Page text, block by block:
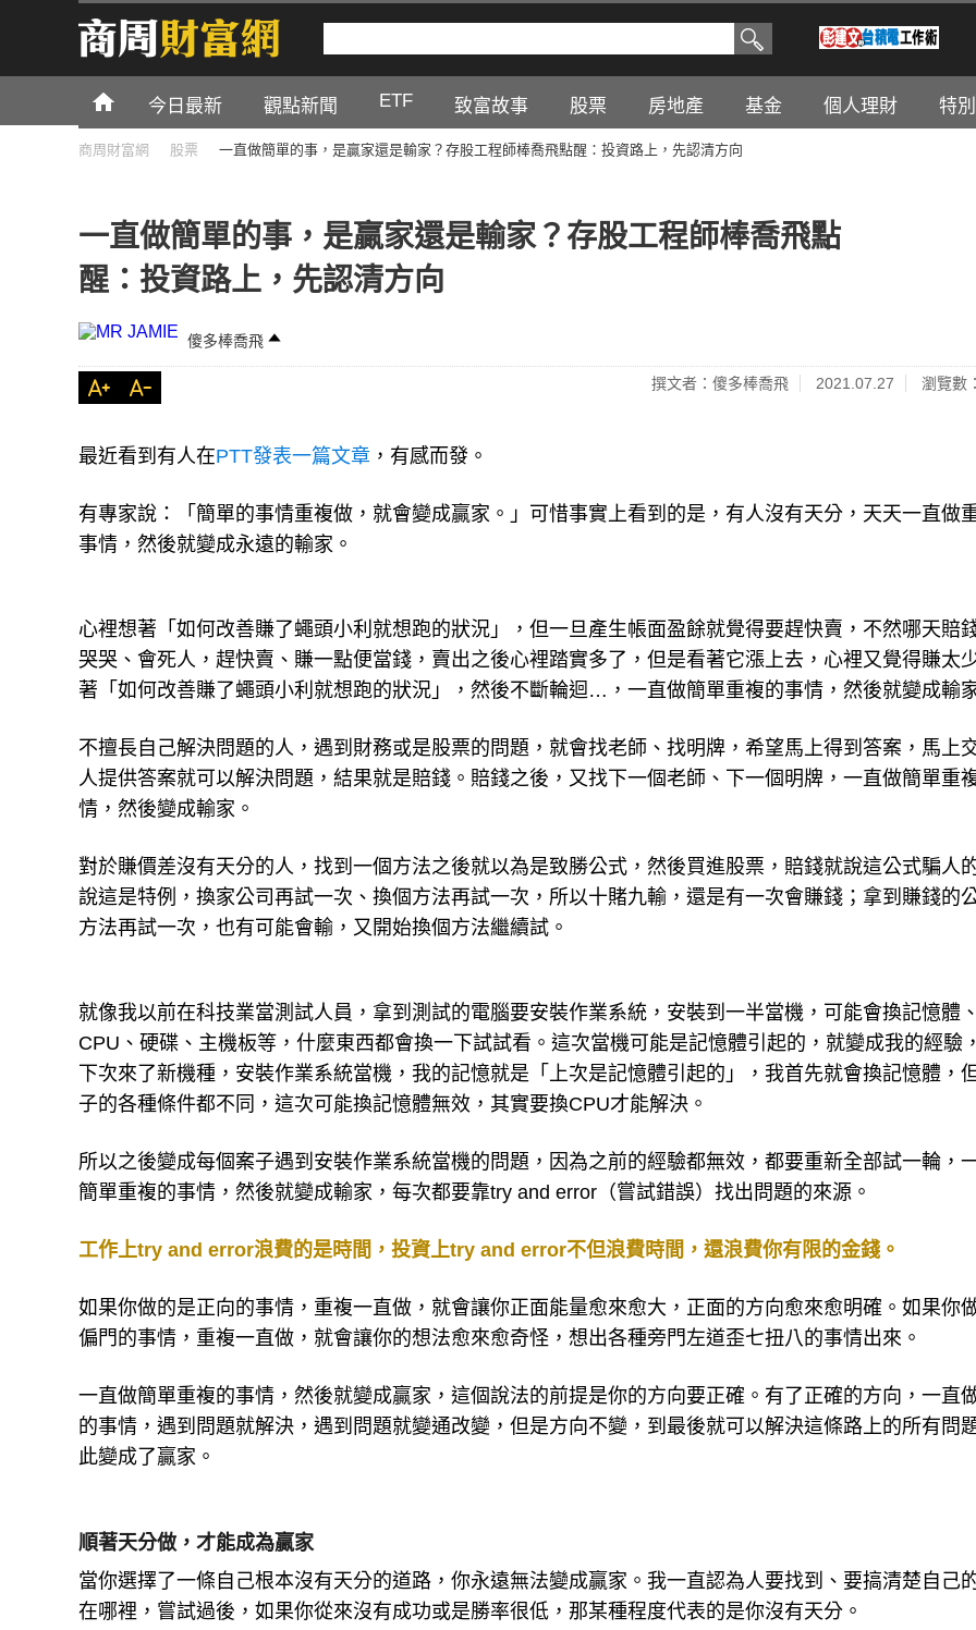
今日最新 觀點新聞 ETF 致富故事 股票 房地產 基金 個人理財 特
商周財富網 股票 一直做簡單的事，是贏家還是輸家？存股工程師棒喬飛點醒：投資路上，先認清方向
一直做簡單的事，是贏家還是輸家？存股工程師棒喬飛點
醒：投資路上，先認清方向
傻多棒喬飛
撰文者：傻多棒喬飛 2021.07.27 瀏覽數
最近看到有人在PTT發表一篇文章 ，有感而發。
有專家說：「簡單的事情重複做，就會變成贏家。」可惜事實上看到的是，有人沒有天分，天天一直做
事情，然後就變成永遠的輸家。
心裡想著「如何改善賺了蠅頭小利就想跑的狀況」，但一旦產生帳面盈餘就覺得要趕快賣，不然哪天賠
哭哭、會死人，趕快賣、賺一點便當錢，賣出之後心裡踏實多了，但是看著它漲上去，心裡又覺得賺太
著「如何改善賺了蠅頭小利就想跑的狀況」，然後不斷輪迴…，一直做簡單重複的事情，然後就變成輸
不擅長自己解決問題的人，遇到財務或是股票的問題，就會找老師、找明牌，希望馬上得到答案，馬上
人提供答案就可以解決問題，結果就是賠錢。賠錢之後，又找下一個老師、下一個明牌，一直做簡單重
情，然後變成輸家。
對於賺價差沒有天分的人，找到一個方法之後就以為是致勝公式，然後買進股票，賠錢就說這公式騙人
說這是特例，換家公司再試一次、換個方法再試一次，所以十賭九輸，還是有一次會賺錢；拿到賺錢的
方法再試一次，也有可能會輸，又開始換個方法繼續試。
就像我以前在科技業當測試人員，拿到測試的電腦要安裝作業系統，安裝到一半當機，可能會換記憶體
CPU、硬碟、主機板等，什麼東西都會換一下試試看。這次當機可能是記憶體引起的，就變成我的經驗
下次來了新機種，安裝作業系統當機，我的記憶就是「上次是記憶體引起的」，我首先就會換記憶體，
子的各種條件都不同，這次可能換記憶體無效，其實要換CPU才能解決。
所以之後變成每個案子遇到安裝作業系統當機的問題，因為之前的經驗都無效，都要重新全部試一輪，
簡單重複的事情，然後就變成輸家，每次都要靠try and error（嘗試錯誤）找出問題的來源。
工作上try and error浪費的是時間，投資上try and error不但浪費時間，還浪費你有限的金錢。
如果你做的是正向的事情，重複一直做，就會讓你正面能量愈來愈大，正面的方向愈來愈明確。如果你
偏門的事情，重複一直做，就會讓你的想法愈來愈奇怪，想出各種旁門左道歪七扭八的事情出來。
一直做簡單重複的事情，然後就變成贏家，這個說法的前提是你的方向要正確。有了正確的方向，一直
的事情，遇到問題就解決，遇到問題就變通改變，但是方向不變，到最後就可以解決這條路上的所有問
此變成了贏家。
順著天分做，才能成為贏家
當你選擇了一條自己根本沒有天分的道路，你永遠無法變成贏家。我一直認為人要找到、要搞清楚自己
在哪裡，嘗試過後，如果你從來沒有成功或是勝率很低，那某種程度代表的是你沒有天分。